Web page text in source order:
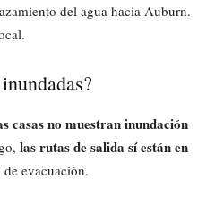
del agua hacia Auburn.
casas no muestran inundación
las rutas de salida sí están en
evacuación.